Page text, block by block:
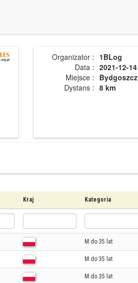
Organizator : 1BLog
Data : 2021-12-14
Miejsce : Bydgoszcz
Dystans : 8 km
Kraj Kategoria
M do 35 lat
M do 35 lat
M do 35 lat